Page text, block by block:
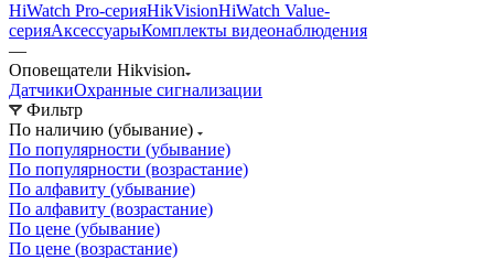
HiWatch Pro-серияHikVisionHiWatch Value-
серияАксессуарыКомплекты видеонаблюдения
—
Оповещатели Hikvision
ДатчикиОхранные сигнализации
Фильтр
По наличию (убывание)
По популярности (убывание)
По популярности (возрастание)
По алфавиту (убывание)
По алфавиту (возрастание)
По цене (убывание)
По цене (возрастание)